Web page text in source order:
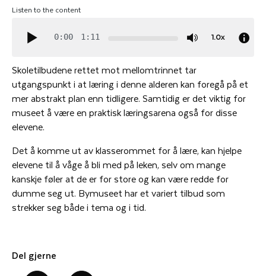
Del gjerne
Listen to the content
0:00 1:11 1.0x
Skoletilbudene rettet mot mellomtrinnet tar
utgangspunkt i at læring i denne alderen kan foregå på et
mer abstrakt plan enn tidligere. Samtidig er det viktig for
museet å være en praktisk læringsarena også for disse
elevene.
Det å komme ut av klasserommet for å lære, kan hjelpe
elevene til å våge å bli med på leken, selv om mange
kanskje føler at de er for store og kan være redde for
dumme seg ut. Bymuseet har et variert tilbud som
strekker seg både i tema og i tid.